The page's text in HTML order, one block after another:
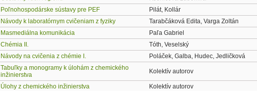
Poľnohospodárske sústavy pre PEF
Pilát, Kollár
Návody k laboratórnym cvičeniam z fyziky
Tarabčáková Edita, Varga Zoltán
Masmediálna komunikácia
Paľa Gabriel
Chémia II.
Tóth, Veselský
Návody na cvičenia z chémie I.
Poláček, Galba, Hudec, Jedličková
Tabuľky a monogramy k úlohám z chemického
inžinierstva
Kolektív autorov
Úlohy z chemického inžinierstva
Kolektív autorov